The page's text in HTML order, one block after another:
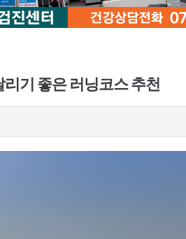
기 좋은 러닝코스 추천